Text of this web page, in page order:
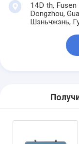
14D th, Fusen
Dongzhou,
Шэньчжэнь,